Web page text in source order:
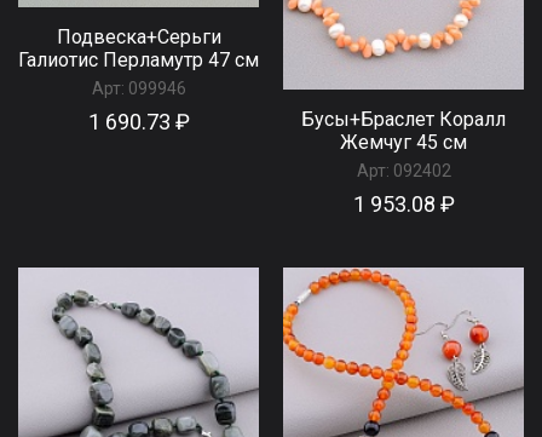
Подвеска+Серьги
Галиотис Перламутр 47 см
Арт: 099946
1 690.73 ₽
Бусы+Браслет Коралл
Жемчуг 45 см
Арт: 092402
1 953.08 ₽